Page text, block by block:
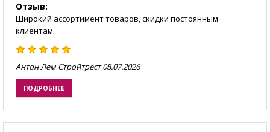
Отзыв:
Широкий ассортимент товаров, скидки постоянным
клиентам.
Антон Лем Стройтрест 08.07.2026
ПОДРОБНЕЕ